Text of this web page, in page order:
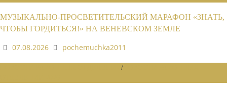
МУЗЫКАЛЬНО-ПРОСВЕТИТЕЛЬСКИЙ МАРАФОН «ЗНАТЬ,
ЧТОБЫ ГОРДИТЬСЯ!» НА ВЕНЕВСКОМ ЗЕМЛЕ
07.08.2026
pochemuchka2011
/